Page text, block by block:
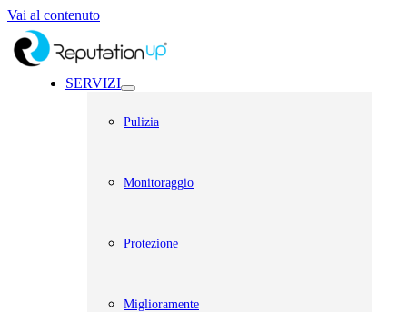
Vai al contenuto
SERVIZI
Pulizia
Monitoraggio
Protezione
Miglioramente